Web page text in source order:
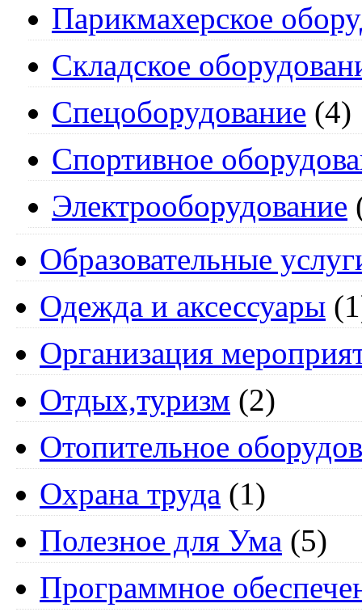
Парикмахерское
Складское
Спецоборудование (4)
Спортивное
Электрооборудование
Образовательные
Одежда и аксессуары
Организация
Отдых,туризм (2)
Отопительное
Охрана труда (1)
Полезное для Ума (5)
Программное